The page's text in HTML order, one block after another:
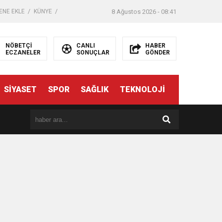
EKLE KÜNYE 8 Ağustos 2026 - 08:41
NÖBETÇİ
ECZANELER
CANLI
SONUÇLAR
HABER
GÖNDER
SİYASET SPOR SAĞLIK TEKNOLOJİ